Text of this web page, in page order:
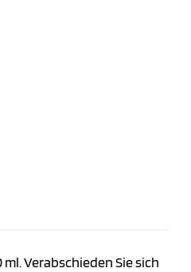
Verabschieden Sie sich